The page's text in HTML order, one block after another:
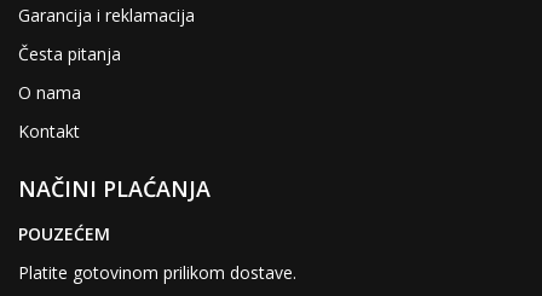
Garancija i reklamacija
Česta pitanja
O nama
Kontakt
NAČINI PLAĆANJA
POUZEĆEM
Platite gotovinom prilikom dostave.